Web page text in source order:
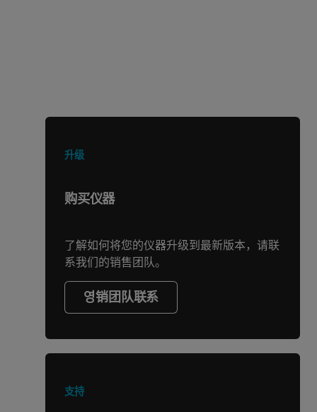
升级
购买仪器
了解如何将您的仪器升级到最新版本，请联
系我们的销售团队。
영销团队联系
支持